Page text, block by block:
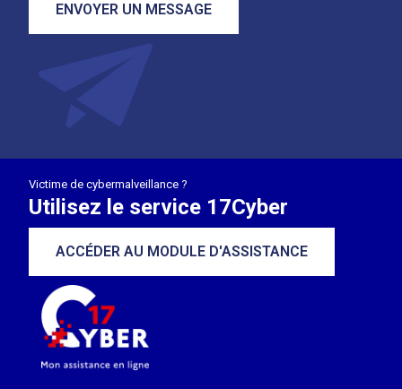
ENVOYER UN MESSAGE
Victime de cybermalveillance ?
Utilisez le service 17Cyber
ACCÉDER AU MODULE D'ASSISTANCE